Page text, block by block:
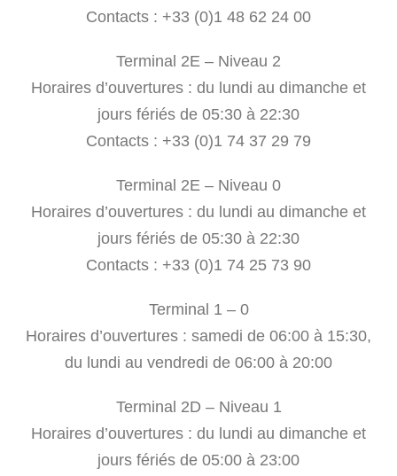
Contacts : +33 (0)1 48 62 24 00
Terminal 2E – Niveau 2
Horaires d’ouvertures : du lundi au dimanche et
jours fériés de 05:30 à 22:30
Contacts : +33 (0)1 74 37 29 79
Terminal 2E – Niveau 0
Horaires d’ouvertures : du lundi au dimanche et
jours fériés de 05:30 à 22:30
Contacts : +33 (0)1 74 25 73 90
Terminal 1 – 0
Horaires d’ouvertures : samedi de 06:00 à 15:30,
du lundi au vendredi de 06:00 à 20:00
Terminal 2D – Niveau 1
Horaires d’ouvertures : du lundi au dimanche et
jours fériés de 05:00 à 23:00